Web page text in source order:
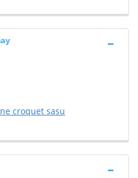
croquet sasu